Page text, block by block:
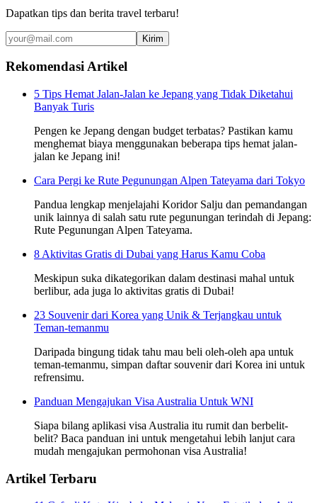
Dapatkan tips dan berita travel terbaru!
Kirim
Rekomendasi Artikel
5 Tips Hemat Jalan-Jalan ke Jepang yang Tidak Diketahui
Banyak Turis
Pengen ke Jepang dengan budget terbatas? Pastikan kamu
menghemat biaya menggunakan beberapa tips hemat jalan-
jalan ke Jepang ini!
Cara Pergi ke Rute Pegunungan Alpen Tateyama dari Tokyo
Pandua lengkap menjelajahi Koridor Salju dan pemandangan
unik lainnya di salah satu rute pegunungan terindah di Jepang:
Rute Pegunungan Alpen Tateyama.
8 Aktivitas Gratis di Dubai yang Harus Kamu Coba
Meskipun suka dikategorikan dalam destinasi mahal untuk
berlibur, ada juga lo aktivitas gratis di Dubai!
23 Souvenir dari Korea yang Unik & Terjangkau untuk
Teman-temanmu
Daripada bingung tidak tahu mau beli oleh-oleh apa untuk
teman-temanmu, simpan daftar souvenir dari Korea ini untuk
refrensimu.
Panduan Mengajukan Visa Australia Untuk WNI
Siapa bilang aplikasi visa Australia itu rumit dan berbelit-
belit? Baca panduan ini untuk mengetahui lebih lanjut cara
mudah mengajukan permohonan visa Australia!
Artikel Terbaru